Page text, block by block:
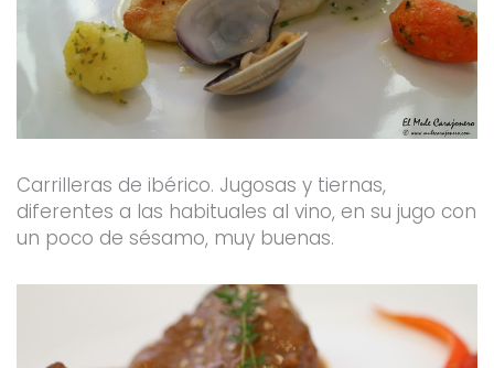
Carrilleras de ibérico. Jugosas y tiernas,
diferentes a las habituales al vino, en su jugo con
un poco de sésamo, muy buenas.